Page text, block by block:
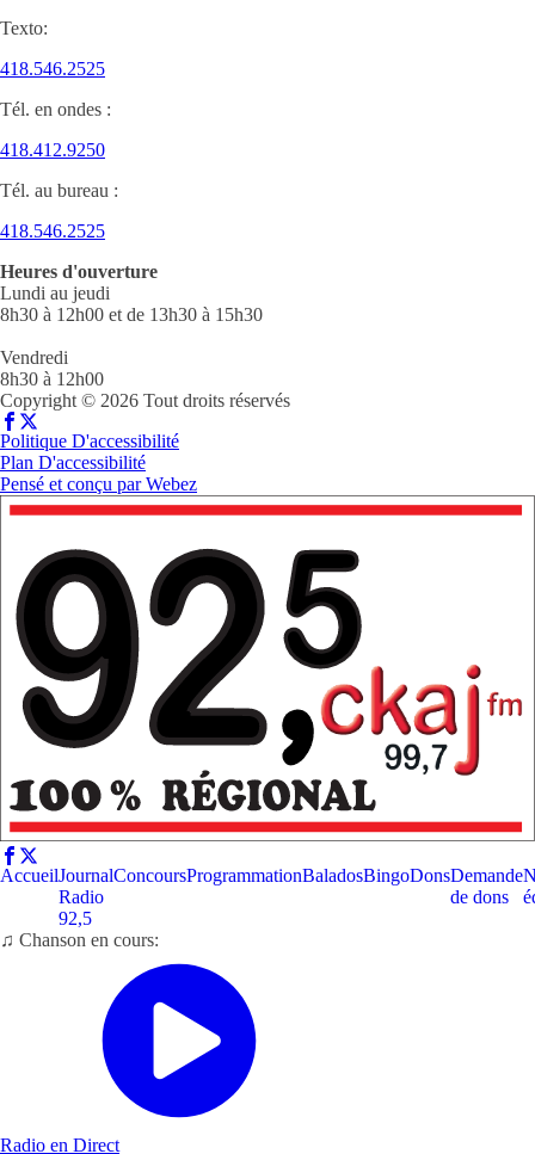
Texto:
418.546.2525
Tél. en ondes :
418.412.9250
Tél. au bureau :
418.546.2525
Heures d'ouverture
Lundi au jeudi
8h30 à 12h00 et de 13h30 à 15h30
Vendredi
8h30 à 12h00
Copyright © 2026 Tout droits réservés
Politique D'accessibilité
Plan D'accessibilité
Pensé et conçu parWebez
AccueilJournal
Radio
92,5
ConcoursProgrammationBaladosBingoDonsDemande
de dons
♫ Chanson en cours:
Radio en Direct